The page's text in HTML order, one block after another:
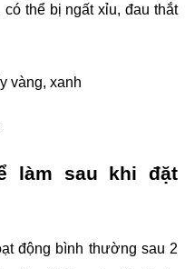
thể bị ngất xỉu, đau thắt
vàng, xanh
làm sau khi đặt
động bình thường sau 2